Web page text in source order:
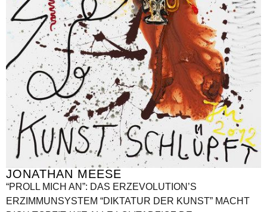
JONATHAN MEESE
“PROLL MICH AN”: DAS ERZEVOLUTION’S
ERZIMMUNSYSTEM “DIKTATUR DER KUNST” MACHT